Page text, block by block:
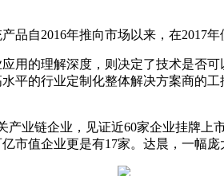
自2016年推向市场以来，在2017
用的理解深度，则决定了技术是否
平的行业定制化整体解决方案商的
业链企业，见证近60家企业挂牌
市值企业更是有17家。达晨，一幅庞